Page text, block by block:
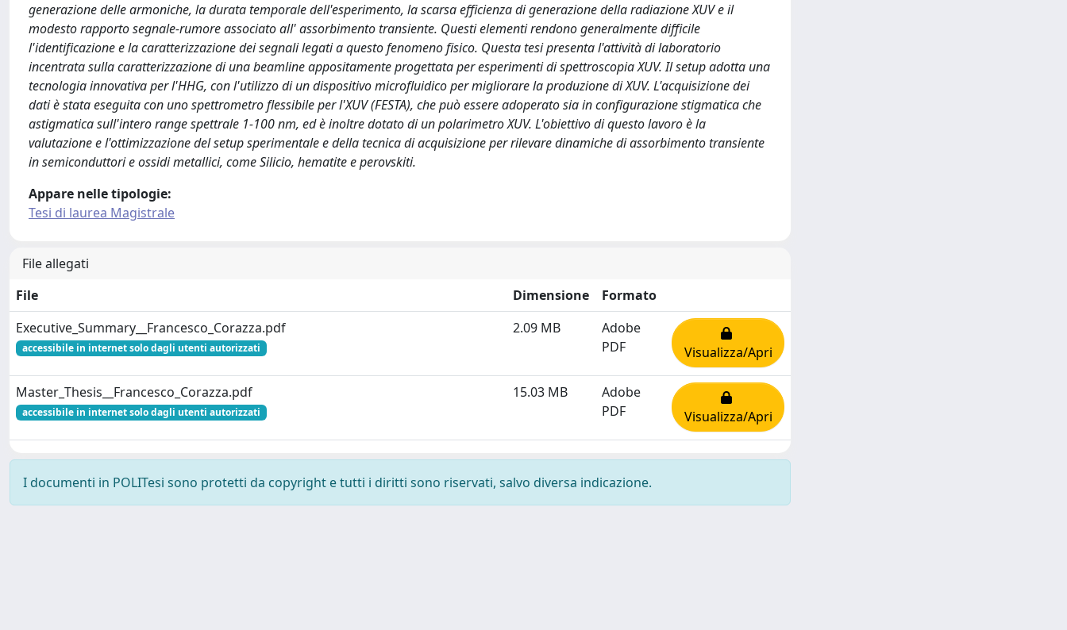
generazione delle armoniche, la durata temporale dell'esperimento, la scarsa efficienza di generazione della radiazione XUV e il
modesto rapporto segnale-rumore associato all' assorbimento transiente. Questi elementi rendono generalmente difficile
l'identificazione e la caratterizzazione dei segnali legati a questo fenomeno fisico. Questa tesi presenta l'attività di laboratorio
incentrata sulla caratterizzazione di una beamline appositamente progettata per esperimenti di spettroscopia XUV. Il setup adotta una
tecnologia innovativa per l'HHG, con l'utilizzo di un dispositivo microfluidico per migliorare la produzione di XUV. L'acquisizione dei
dati è stata eseguita con uno spettrometro flessibile per l'XUV (FESTA), che può essere adoperato sia in configurazione stigmatica che
astigmatica sull'intero range spettrale 1-100 nm, ed è inoltre dotato di un polarimetro XUV. L'obiettivo di questo lavoro è la
valutazione e l'ottimizzazione del setup sperimentale e della tecnica di acquisizione per rilevare dinamiche di assorbimento transiente
in semiconduttori e ossidi metallici, come Silicio, hematite e perovskiti.
Appare nelle tipologie:
Tesi di laurea Magistrale
File allegati
File
Dimensione
Formato
Executive_Summary__Francesco_Corazza.pdf
accessibile in internet solo dagli utenti autorizzati
2.09 MB
Adobe
PDF
Visualizza/Apri
Master_Thesis__Francesco_Corazza.pdf
accessibile in internet solo dagli utenti autorizzati
15.03 MB
Adobe
PDF
Visualizza/Apri
I documenti in POLITesi sono protetti da copyright e tutti i diritti sono riservati, salvo diversa indicazione.